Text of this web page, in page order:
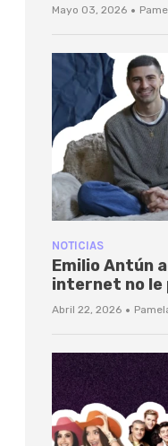
Mayo 03, 2026 ·
NOTICIAS
Emilio Antún
internet no le
Abril 22, 2026 ·